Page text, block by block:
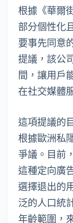
根據《華爾
部分個性化
要事先同意
提議，該公
間，讓用戶
在社交媒體
這項提議的
根據歐洲私
爭議。目前
這種定向廣
選擇退出的
泛的人口統
年齡範圍，